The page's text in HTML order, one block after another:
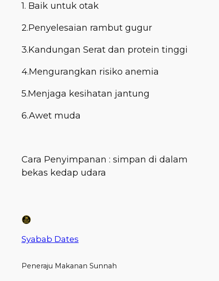
1. Baik untuk otak
2.Penyelesaian rambut gugur
3.Kandungan Serat dan protein tinggi
4.Mengurangkan risiko anemia
5.Menjaga kesihatan jantung
6.Awet muda
Cara Penyimpanan : simpan di dalam
bekas kedap udara
Syabab Dates
Peneraju Makanan Sunnah